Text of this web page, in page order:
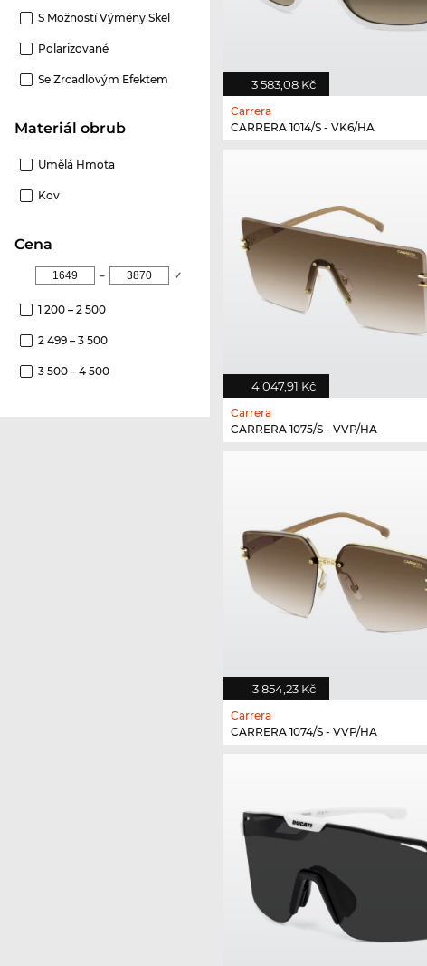
S Možností Výměny Skel
Polarizované
Se Zrcadlovým Efektem
Materiál obrub
Umělá Hmota
Kov
Cena
– ✓
1 200 – 2 500
2 499 – 3 500
3 500 – 4 500
3 583,08 Kč
Carrera
CARRERA 1014/S - VK6/HA
4 047,91 Kč
Carrera
CARRERA 1075/S - VVP/HA
3 854,23 Kč
Carrera
CARRERA 1074/S - VVP/HA